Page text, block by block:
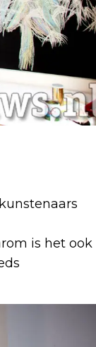
is het ook